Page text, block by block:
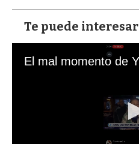
Te puede interesar